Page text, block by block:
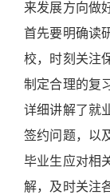
来发展方向做
首先要明确读
校，时刻关注
制定合理的复
详细讲解了就
签约问题，以
毕业生应对相
解，及时关注